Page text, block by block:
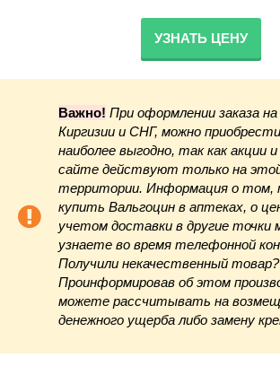
УЗНАТЬ ЦЕНУ
Важно! При оформлении заказа
Киргизии и СНГ, можно
наиболее выгодно, так как акции и
сайте действуют только на
территории. Информация о том,
купить Вальгоцин в аптеках, о
учетом доставки в другие точки
узнаете во время телефонной
Получили некачественный товар?
Проинформировав об этом
можете рассчитывать на
денежного ущерба либо замену